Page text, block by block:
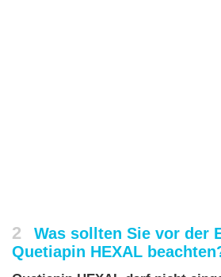
2
Was sollten Sie vor der
Quetiapin HEXAL